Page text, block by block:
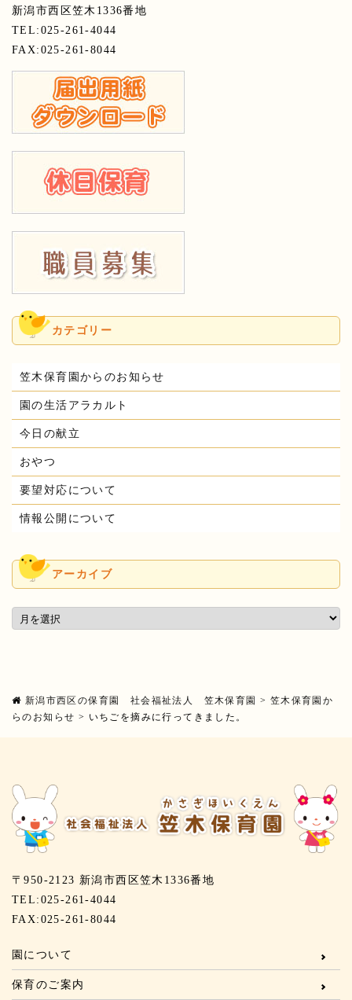
新潟市西区笠木1336番地
TEL:025-261-4044
FAX:025-261-8044
カテゴリー
笠木保育園からのお知らせ
園の生活アラカルト
今日の献立
おやつ
要望対応について
情報公開について
アーカイブ
新潟市西区の保育園 社会福祉法人 笠木保育園 > 笠木保育園か
らのお知らせ > いちごを摘みに行ってきました。
〒950-2123 新潟市西区笠木1336番地
TEL:025-261-4044
FAX:025-261-8044
園について
保育のご案内